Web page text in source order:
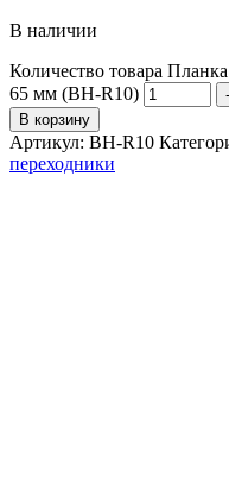
В наличии
Количество товара
65 мм (BH-R10)
-
В корзину
Артикул: BH-R10
переходники